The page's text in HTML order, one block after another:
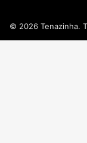
© 2026 Tenazinha.